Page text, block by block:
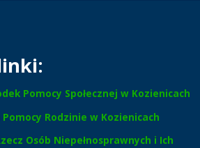
Pomocy Społecznej w Kozienicach
Rodzinie w Kozienicach
Osób Niepełnosprawnych i Ich